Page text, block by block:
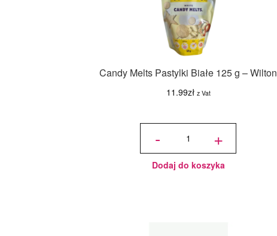
Candy Melts Pastylki Białe 125 g – Wilton
11.99zł z Vat
-
ilość
Pastylki
Białe
Wilton +
Dodaj do koszyka